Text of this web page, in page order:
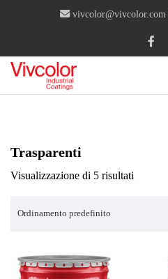
vivcolor@vivcolor.com
Trasparenti
Visualizzazione di 5 risultati